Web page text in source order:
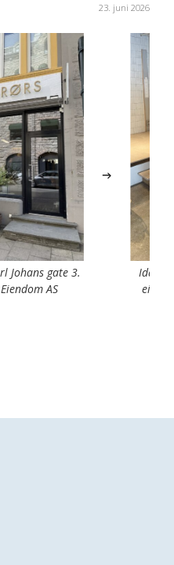
23. juni 2026
Johans gate 3.
AS
Ida
eier